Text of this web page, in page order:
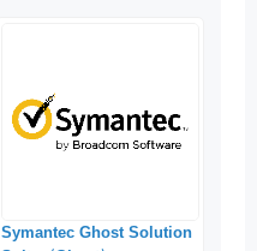
Symantec Ghost Solution